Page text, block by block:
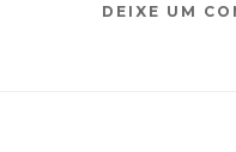
DEIXE UM